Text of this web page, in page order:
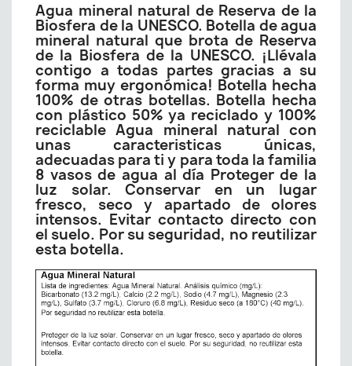
Agua mineral natural de Reserva de la
Biosfera de la UNESCO. Botella de agua
mineral natural que brota de Reserva
de la Biosfera de la UNESCO. ¡Llévala
contigo a todas partes gracias a su
forma muy ergonómica! Botella hecha
100% de otras botellas. Botella hecha
con plástico 50% ya reciclado y 100%
reciclable Agua mineral natural con
unas caracteristicas únicas,
adecuadas para ti y para toda la familia
8 vasos de agua al día Proteger de la
luz solar. Conservar en un lugar
fresco, seco y apartado de olores
intensos. Evitar contacto directo con
el suelo. Por su seguridad, no reutilizar
esta botella.